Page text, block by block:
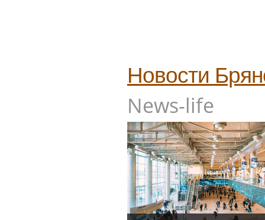
Новости
News-life